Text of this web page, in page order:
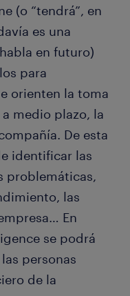
(o “tendrá”, en
es una
en futuro)
para
orienten la toma
medio plazo, la
De esta
identificar las
problemáticas,
las
En
se podrá
personas
de la